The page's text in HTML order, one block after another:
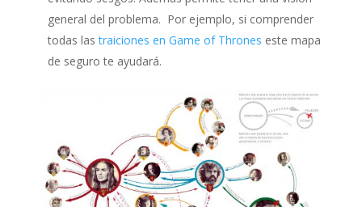
general del problema. Por ejemplo, si comprender
todas lastraiciones en Game of Thrones este mapa
de seguro te ayudará.